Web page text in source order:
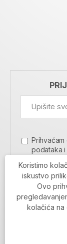
podataka i
Koristimo
iskustvo
Ovo
kolačića na